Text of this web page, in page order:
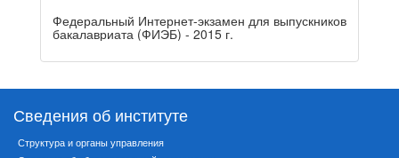
Федеральный Интернет-экзамен для выпускников
бакалавриата (ФИЭБ) - 2015 г.
Сведения об институте
Структура и органы управления